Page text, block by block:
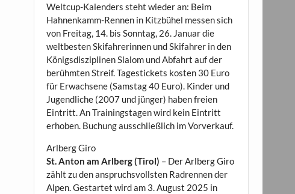
Weltcup-Kalenders steht wieder an: Beim
Hahnenkamm-Rennen in Kitzbühel messen sich
von Freitag, 14. bis Sonntag, 26. Januar die
weltbesten Skifahrerinnen und Skifahrer in den
Königsdisziplinen Slalom und Abfahrt auf der
berühmten Streif. Tagestickets kosten 30 Euro
für Erwachsene (Samstag 40 Euro). Kinder und
Jugendliche (2007 und jünger) haben freien
Eintritt. An Trainingstagen wird kein Eintritt
erhoben. Buchung ausschließlich im Vorverkauf.
Arlberg Giro
St. Anton am Arlberg (Tirol) – Der Arlberg Giro
zählt zu den anspruchsvollsten Radrennen der
Alpen. Gestartet wird am 3. August 2025 in